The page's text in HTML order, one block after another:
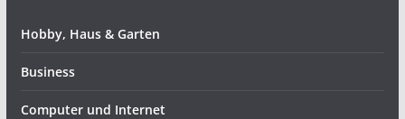
Hobby, Haus & Garten
Business
Computer und Internet